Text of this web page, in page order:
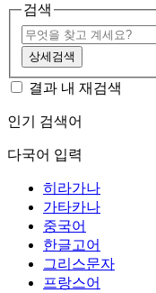
검색
상세검색
결과 내 재검색
인기 검색어
다국어 입력
히라가나
가타카나
중국어
한글고어
그리스문자
프랑스어